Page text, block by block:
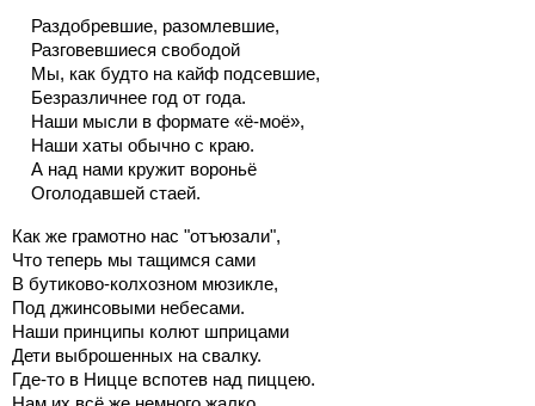
Раздобревшие, разомлевшие,
Разговевшиеся свободой
Мы, как будто на кайф подсевшие,
Безразличнее год от года.
Наши мысли в формате «ё-моё»,
Наши хаты обычно с краю.
А над нами кружит вороньё
Оголодавшей стаей.
Как же грамотно нас "отъюзали",
Что теперь мы тащимся сами
В бутиково-колхозном мюзикле,
Под джинсовыми небесами.
Наши принципы колют шприцами
Дети выброшенных на свалку.
Где-то в Ницце вспотев над пиццею.